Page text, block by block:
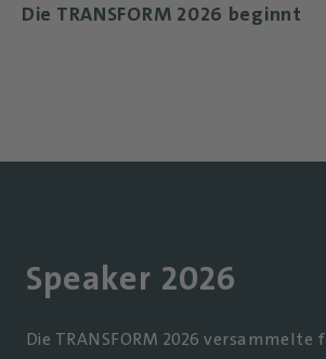
Die TRANSFORM 2026 beginnt
Speaker 2026
Die TRANSFORM 2026 versammelte